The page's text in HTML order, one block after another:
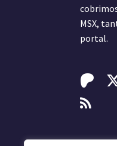
MSX,
portal.